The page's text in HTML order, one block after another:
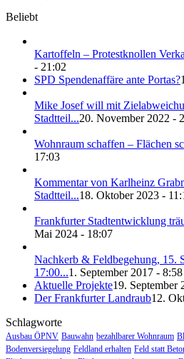
Beliebt
Kartoffeln – Protestknollen
- 21:02
SPD Spendenaffäre ante Portas?
Mike Josef will mit
Stadtteil...20. November 2022 -
Wohnraum schaffen – Flächen
17:03
Kommentar von Karlheinz
Stadtteil...18. Oktober 2023 -
Frankfurter Stadtentwicklung
Mai 2024 - 18:07
Nachkerb & Feldbegehung, 15.
17:00...1. September 2017 - 8:58
Aktuelle Projekte19. September
Der Frankfurter Landraub12.
Schlagworte
Ausbau ÖPNV Bauwahn bezahlbarer Wohnraum
Bodenversiegelung Feldland erhalten Feld statt